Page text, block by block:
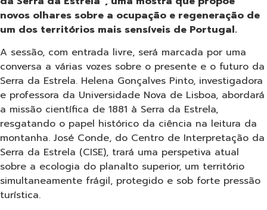
novos olhares sobre a ocupação e regeneração de
um dos territórios mais sensíveis de Portugal.
A sessão, com entrada livre, será marcada por uma
conversa a várias vozes sobre o presente e o futuro da
Serra da Estrela. Helena Gonçalves Pinto, investigadora
e professora da Universidade Nova de Lisboa, abordará
a missão científica de 1881 à Serra da Estrela,
resgatando o papel histórico da ciência na leitura da
montanha. José Conde, do Centro de Interpretação da
Serra da Estrela (CISE), trará uma perspetiva atual
sobre a ecologia do planalto superior, um território
simultaneamente frágil, protegido e sob forte pressão
turística.